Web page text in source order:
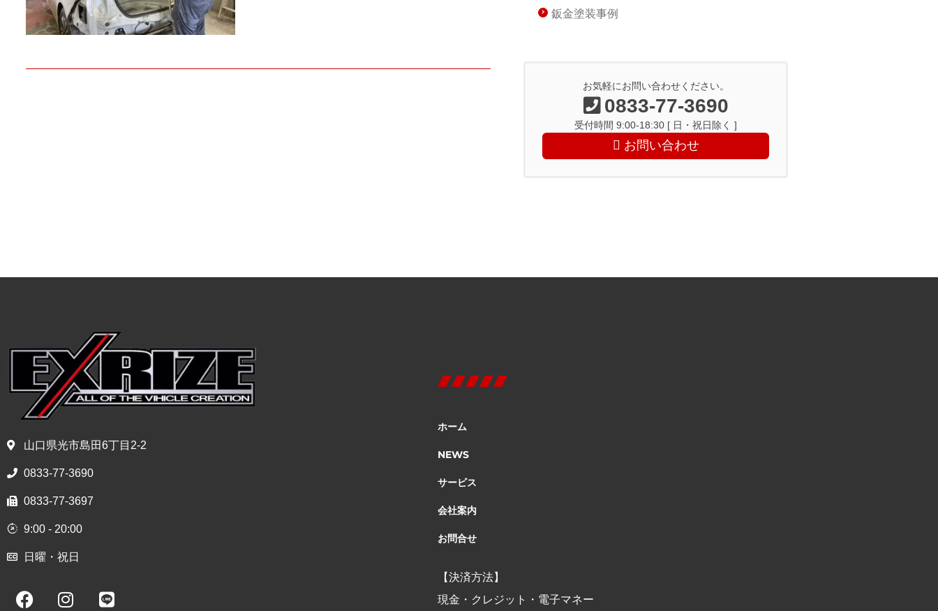
鈑金塗装事例
お気軽にお問い合わせください。
0833-77-3690
受付時間 9:00-18:30 [ 日・祝日除く ]
お問い合わせ
山口県光市島田6丁目2-2
0833-77-3690
0833-77-3697
9:00 - 20:00
日曜・祝日
ホーム
NEWS
サービス
会社案内
お問合せ
【決済方法】
現金・クレジット・電子マネー